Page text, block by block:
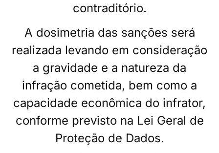
contraditório.
A dosimetria das sanções será
realizada levando em consideração
a gravidade e a natureza da
infração cometida, bem como a
capacidade econômica do infrator,
conforme previsto na Lei Geral de
Proteção de Dados.